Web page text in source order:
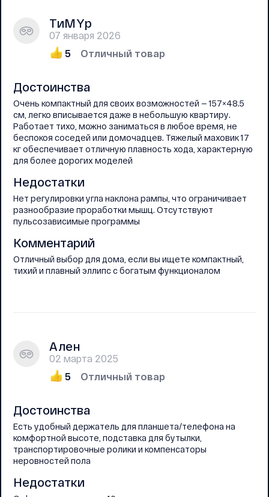
ТиMYр
07 января 2026
5
Отличный товар
Достоинства
Очень компактный для своих возможностей — 157×48.5
см, легко вписывается даже в небольшую квартиру.
Работает тихо, можно заниматься в любое время, не
беспокоя соседей или домочадцев. Тяжелый маховик 17
кг обеспечивает отличную плавность хода, характерную
для более дорогих моделей
Недостатки
Нет регулировки угла наклона рампы, что ограничивает
разнообразие проработки мышц. Отсутствуют
пульсозависимые программы
Комментарий
Отличный выбор для дома, если вы ищете компактный,
тихий и плавный эллипс с богатым функционалом
Ален
02 марта 2025
5
Отличный товар
Достоинства
Есть удобный держатель для планшета/телефона на
комфортной высоте, подставка для бутылки,
транспортировочные ролики и компенсаторы
неровностей пола
Недостатки